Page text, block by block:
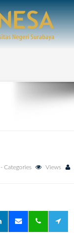
- Categories Views